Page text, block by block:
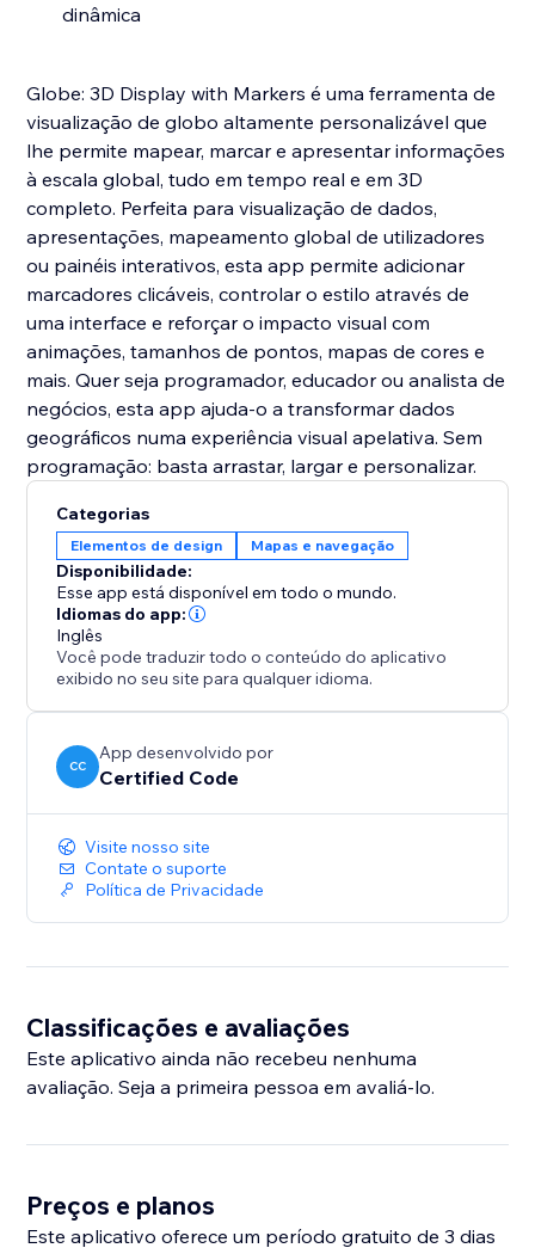
dinâmica
Globe: 3D Display with Markers é uma ferramenta de
visualização de globo altamente personalizável que
lhe permite mapear, marcar e apresentar informações
à escala global, tudo em tempo real e em 3D
completo. Perfeita para visualização de dados,
apresentações, mapeamento global de utilizadores
ou painéis interativos, esta app permite adicionar
marcadores clicáveis, controlar o estilo através de
uma interface e reforçar o impacto visual com
animações, tamanhos de pontos, mapas de cores e
mais. Quer seja programador, educador ou analista de
negócios, esta app ajuda-o a transformar dados
geográficos numa experiência visual apelativa. Sem
programação: basta arrastar, largar e personalizar.
Categorias
Elementos de design Mapas e navegação
Disponibilidade:
Esse app está disponível em todo o mundo.
Idiomas do app:
Inglês
Você pode traduzir todo o conteúdo do aplicativo
exibido no seu site para qualquer idioma.
CC
App desenvolvido por
Certified Code
Visite nosso site
Contate o suporte
Política de Privacidade
Classificações e avaliações
Este aplicativo ainda não recebeu nenhuma
avaliação. Seja a primeira pessoa em avaliá-lo.
Preços e planos
Este aplicativo oferece um período gratuito de 3 dias